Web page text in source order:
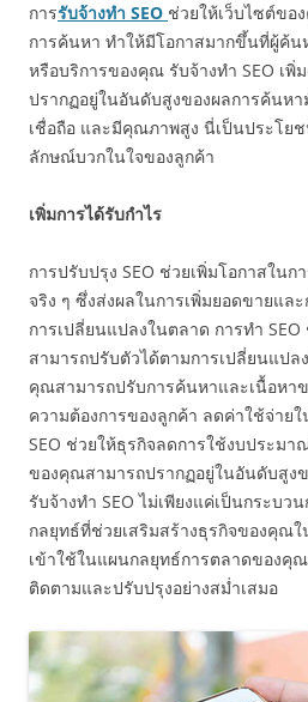
การรับจ้างทำ SEO ช่วยให้เว็บไซต์ข
การค้นหา ทำให้มีโอกาสมากขึ้นที่ผู้ค้
หรือบริการของคุณ รับจ้างทำ SEO เพิ่
ปรากฏอยู่ในอันดับสูงของผลการค้นห
เชื่อถือ และมีคุณภาพสูง นี่เป็นประโย
ลักษณ์บวกในใจของลูกค้า
เพิ่มการได้รับกำไร
การปรับปรุง SEO ช่วยเพิ่มโอกาสในก
จริง ๆ ซึ่งส่งผลในการเพิ่มยอดขายแล
การเปลี่ยนแปลงในตลาด การทำ
สามารถปรับตัวได้ตามการเปลี่ยนแปล
คุณสามารถปรับการค้นหาและเนื้อหา
ความต้องการของลูกค้า ลดค่าใช้จ่าย
SEO ช่วยให้ธุรกิจลดการใช้งบประม
ของคุณสามารถปรากฏอยู่ในอันดับสูง
รับจ้างทำ SEO ไม่เพียงแค่เป็นกระบว
กลยุทธ์ที่ช่วยเสริมสร้างธุรกิจของคุณ
เข้าใช้ในแผนกลยุทธ์การตลาดของคุ
ติดตามและปรับปรุงอย่างสม่ำเสมอ